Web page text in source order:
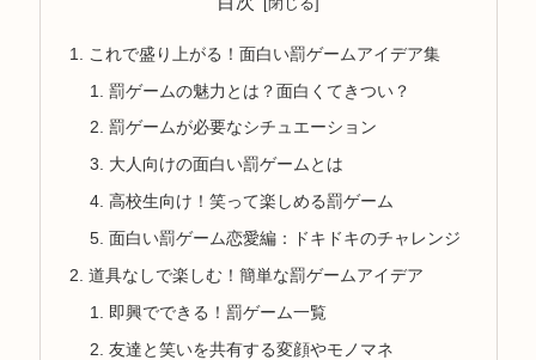
これで盛り上がる！面白い罰ゲームアイデア集
罰ゲームの魅力とは？面白くてきつい？
罰ゲームが必要なシチュエーション
大人向けの面白い罰ゲームとは
高校生向け！笑って楽しめる罰ゲーム
面白い罰ゲーム恋愛編：ドキドキのチャレンジ
道具なしで楽しむ！簡単な罰ゲームアイデア
即興でできる！罰ゲーム一覧
友達と笑いを共有する変顔やモノマネ